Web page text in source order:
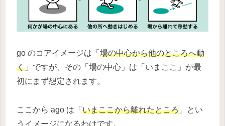
go のコアイメージは「 場の中心から他のところへ動
く 」ですが、その「場の中心」は「いまここ」が最
初にまず想定されます。
ここから ago は「 いまここから離れたところ 」とい
うイメージになるわけです。